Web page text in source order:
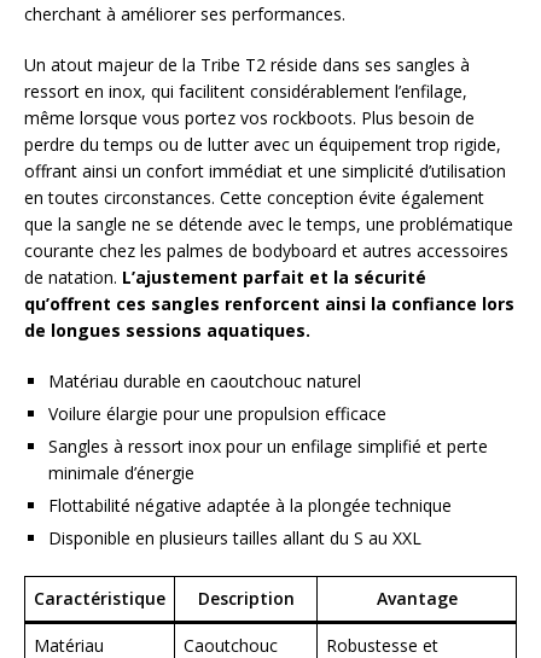
cherchant à améliorer ses performances.
Un atout majeur de la Tribe T2 réside dans ses sangles à
ressort en inox, qui facilitent considérablement l’enfilage,
même lorsque vous portez vos rockboots. Plus besoin de
perdre du temps ou de lutter avec un équipement trop rigide,
offrant ainsi un confort immédiat et une simplicité d’utilisation
en toutes circonstances. Cette conception évite également
que la sangle ne se détende avec le temps, une problématique
courante chez les palmes de bodyboard et autres accessoires
de natation. L’ajustement parfait et la sécurité
qu’offrent ces sangles renforcent ainsi la confiance lors
de longues sessions aquatiques.
Matériau durable en caoutchouc naturel
Voilure élargie pour une propulsion efficace
Sangles à ressort inox pour un enfilage simplifié et perte
minimale d’énergie
Flottabilité négative adaptée à la plongée technique
Disponible en plusieurs tailles allant du S au XXL
Caractéristique Description Avantage
Matériau
Caoutchouc
Robustesse et